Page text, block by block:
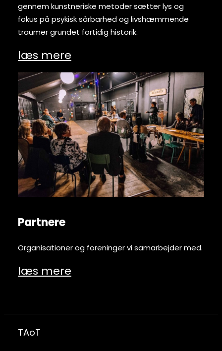
gennem kunstneriske metoder sætter lys og
fokus på psykisk sårbarhed og livshæmmende
traumer grundet fortidig historik.
læs mere
Partnere
Organisationer og foreninger vi samarbejder med.
læs mere
TAoT